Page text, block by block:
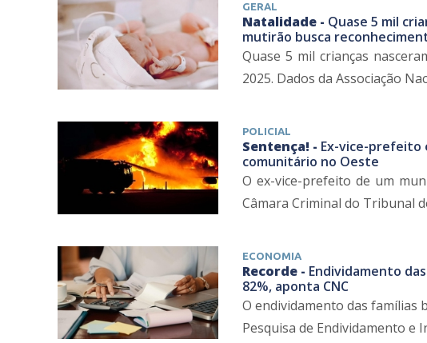
GERAL
Natalidade - Quase 5 mil
mutirão busca
Quase 5 mil crianças
2025. Dados da Associação
POLICIAL
Sentença! - Ex-vice-prefeito
comunitário no Oeste
O ex-vice-prefeito de um
Câmara Criminal do Tribunal
ECONOMIA
Recorde - Endividamento
82%, aponta CNC
O endividamento das famílias
Pesquisa de Endividamento e